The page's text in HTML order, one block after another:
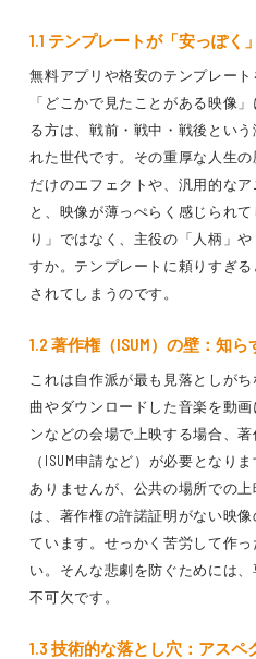
1.1 テンプレートが「安っぽく
無料アプリや格安のテンプレー
「どこかで見たことがある映像
る方は、戦前・戦中・戦後とい
れた世代です。その重厚な人生
だけのエフェクトや、汎用的な
と、映像が薄っぺらく感じられ
り」ではなく、主役の「人柄」
すか。テンプレートに頼りすぎ
されてしまうのです。
1.2 著作権（ISUM）の壁：知
これは自作派が最も見落としが
曲やダウンロードした音楽を動
ンなどの会場で上映する場合、
（ISUM申請など）が必要となり
ありませんが、公共の場所での
は、著作権の許諾証明がない映
ています。せっかく苦労して作
い。そんな悲劇を防ぐためには
不可欠です。
1.3 技術的な落とし穴：アス